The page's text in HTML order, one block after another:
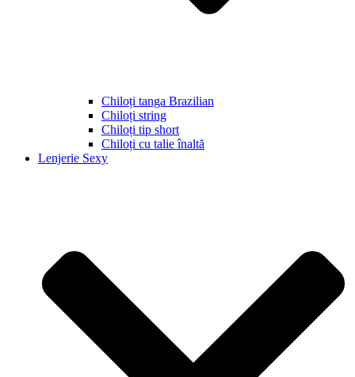
Chiloți tanga Brazilian
Chiloți string
Chiloți tip short
Chiloți cu talie înaltă
Lenjerie Sexy